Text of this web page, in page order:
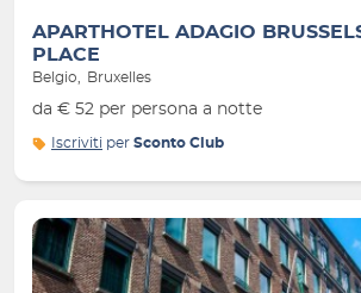
APARTHOTEL ADAGIO
PLACE
Belgio Bruxelles
da € 52 per persona a notte
Iscriviti per Sconto Club